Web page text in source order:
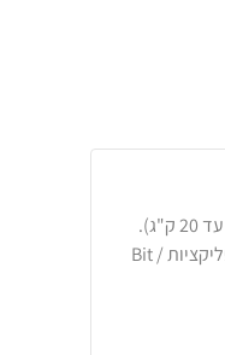
כרטיסי אשראי, PayPal, העברה בנקאית או באפליקציות Bit /